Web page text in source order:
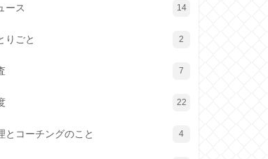
ース 14
りごと 2
7
22
とコーチングのこと 4